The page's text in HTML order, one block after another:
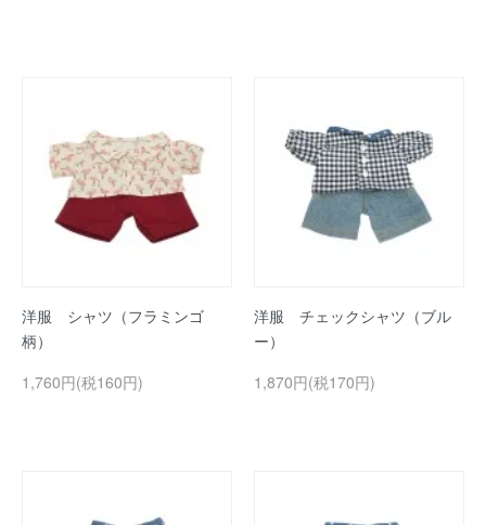
洋服 シャツ（フラミンゴ
柄）
1,760円(税160円)
洋服 チェックシャツ（ブル
ー）
1,870円(税170円)